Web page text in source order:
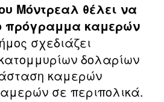
Μόντρεαλ θέλει να
πρόγραμμα καμερών
σχεδιάζει
δολαρίων
καμερών
σε περιπολικά.